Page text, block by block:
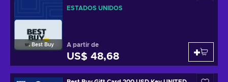
Best Buy
ESTADOS UNIDOS
A partir de
US$ 48,68